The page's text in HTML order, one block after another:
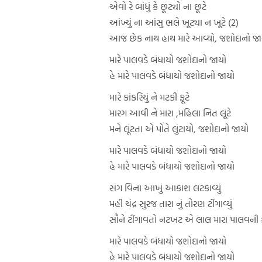
એવો રે બાંધું કે છૂટ્યો ના છૂટે
આંખ્યું ના આંસુ ભલે ખૂટ્યા ન ખૂટે (2)
આજ છેક નાથ હાથ મારે આવ્યો, જશોદાનો
મારે પાલવડે બંધાયો જશોદાનો જાયો
હે મારે પાલવડે બંધાયો જશોદાનો જાયો
મારે કાંકરિયું ને મટકી ફૂટે
મારગ આવી ને મારા ,મહિલા નિત લૂંટે
મને લૂંટતા એ પોતે લુંટાયો, જશોદાનો જાયો
મારે પાલવડે બંધાયો જશોદાનો જાયો
હે મારે પાલવડે બંધાયો જશોદાનો જાયો
સંગ વિના આખું આકાશ લટકાવ્યું
મહી ચંદ્ર સુરજ તારા નું તોરણ ટીંગાવ્યું
સૌને ટીંગાવતો નટખટ એ લાલ મારા પાલવની
મારે પાલવડે બંધાયો જશોદાનો જાયો
હે મારે પાલવડે બંધાયો જશોદાનો જાયો